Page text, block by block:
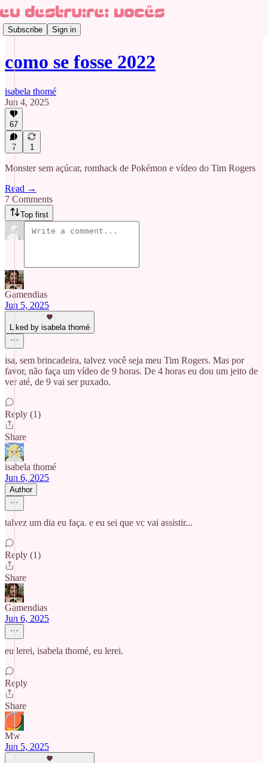
Subscribe Sign in
como se fosse 2022
isabela thomé
Jun 4, 2025
67
7 1
Monster sem açúcar, romhack de Pokémon e vídeo do Tim Rogers
Read →
7 Comments
Top first
Gamendias
Jun 5, 2025
Liked by isabela thomé
isa, sem brincadeira, talvez você seja meu Tim Rogers. Mas por
favor, não faça um vídeo de 9 horas. De 4 horas eu dou um jeito de
ver até, de 9 vai ser puxado.
Reply (1)
Share
isabela thomé
Jun 6, 2025
Author
talvez um dia eu faça. e eu sei que vc vai assistir...
Reply (1)
Share
Gamendias
Jun 6, 2025
eu lerei, isabela thomé, eu lerei.
Reply
Share
Mw
Jun 5, 2025